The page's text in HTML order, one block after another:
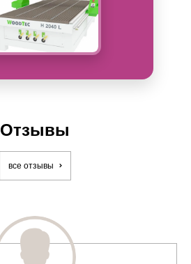
Отзывы
все отзывы